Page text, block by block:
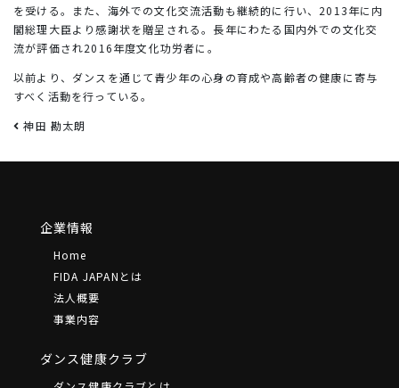
を受ける。また、海外での文化交流活動も継続的に行い、2013年に内
閣総理大臣より感謝状を贈呈される。長年にわたる国内外での文化交
流が評価され2016年度文化功労者に。
以前より、ダンスを通じて青少年の心身の育成や高齢者の健康に寄与
すべく活動を行っている。
投稿ナビゲーション
神田 勘太朗
企業情報
Home
FIDA JAPANとは
法⼈概要
事業内容
ダンス健康クラブ